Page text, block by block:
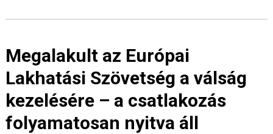
Megalakult az Európai
Lakhatási Szövetség a válság
kezelésére – a csatlakozás
folyamatosan nyitva áll